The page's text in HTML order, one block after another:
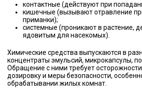
контактные (действуют при
кишечные (вызывают отравление
приманки);
системные (проникают в растение,
ядовитым для насекомых).
Химические средства выпускаются в
концентраты эмульсий, микрокапсулы,
Обращение с ними требует
дозировку и меры безопасности,
обрабатывании жилых комнат.